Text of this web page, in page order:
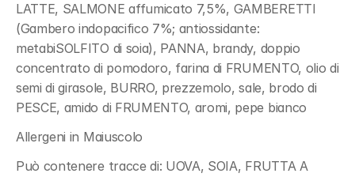
LATTE, SALMONE affumicato 7,5%, GAMBERETTI
(Gambero indopacifico 7%; antiossidante:
metabiSOLFITO di soia), PANNA, brandy, doppio
concentrato di pomodoro, farina di FRUMENTO, olio di
semi di girasole, BURRO, prezzemolo, sale, brodo di
PESCE, amido di FRUMENTO, aromi, pepe bianco
Allergeni in Maiuscolo
Può contenere tracce di: UOVA, SOIA, FRUTTA A